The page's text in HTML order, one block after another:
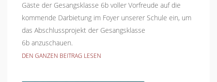
Gäste der Gesangsklasse 6b voller Vorfreude auf die
kommende Darbietung im Foyer unserer Schule ein, um
das Abschlussprojekt der Gesangsklasse
6b anzuschauen.
DEN GANZEN BEITRAG LESEN